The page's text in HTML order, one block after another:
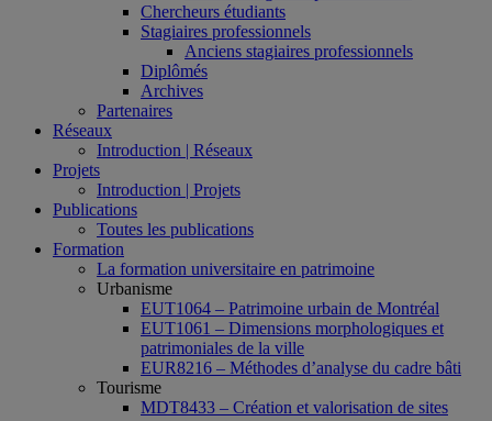
Chercheurs étudiants
Stagiaires professionnels
Anciens stagiaires professionnels
Diplômés
Archives
Partenaires
Réseaux
Introduction | Réseaux
Projets
Introduction | Projets
Publications
Toutes les publications
Formation
La formation universitaire en patrimoine
Urbanisme
EUT1064 – Patrimoine urbain de Montréal
EUT1061 – Dimensions morphologiques et
patrimoniales de la ville
EUR8216 – Méthodes d’analyse du cadre bâti
Tourisme
MDT8433 – Création et valorisation de sites